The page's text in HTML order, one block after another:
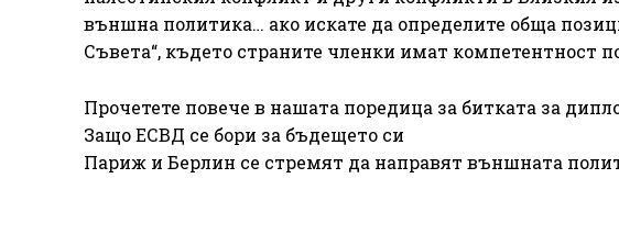
външна политика… ако искате да определите обща
Съвета“, където страните членки имат компетентност
Прочетете повече в нашата поредица за битката за
Защо ЕСВД се бори за бъдещето си
Париж и Берлин се стремят да направят външната